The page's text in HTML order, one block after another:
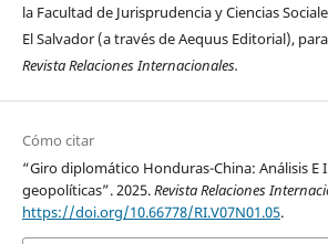
la Facultad de Jurisprudencia y Ciencias
El Salvador (a través de Aequus Editorial),
Revista Relaciones Internacionales.
Cómo citar
“Giro diplomático Honduras-China: Análisis E
geopolíticas”. 2025.Revista Relaciones
https://doi.org/10.66778/RI.V07N01.05.